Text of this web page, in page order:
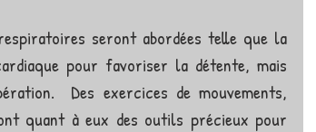
seront abordées telle que la
pour favoriser la détente, mais
Des exercices de mouvements,
quant à eux des outils précieux pour